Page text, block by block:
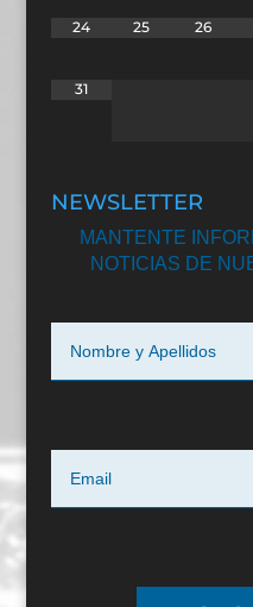
24 25 26
31
NEWSLETTER
MANTENTE
NOTICIAS DE